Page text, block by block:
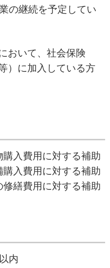
の継続を予定してい
おいて、社会保険
）に加入している方
入費用に対する補助
入費用に対する補助
繕費用に対する補助
内